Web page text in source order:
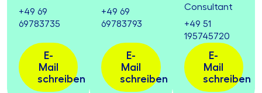
+49 69
69783735
E-
Mail
schreiben
+49 69
69783793
E-
Mail
schreiben
Consultant
+49 51
195745720
E-
Mail
schreiben